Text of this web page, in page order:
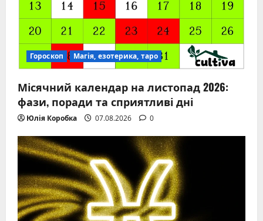
Гороскоп Магія, езотерика, таро
Місячний календар на листопад 2026:
фази, поради та сприятливі дні
Юлія Коробка 07.08.2026 0